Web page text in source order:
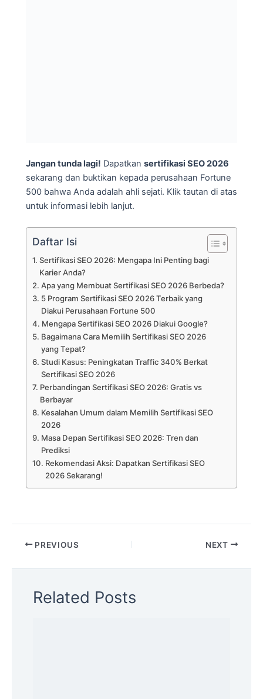
Jangan tunda lagi! Dapatkan sertifikasi SEO 2026
sekarang dan buktikan kepada perusahaan Fortune
500 bahwa Anda adalah ahli sejati. Klik tautan di atas
untuk informasi lebih lanjut.
Daftar Isi
Sertifikasi SEO 2026: Mengapa Ini Penting bagi
Karier Anda?
Apa yang Membuat Sertifikasi SEO 2026 Berbeda?
5 Program Sertifikasi SEO 2026 Terbaik yang
Diakui Perusahaan Fortune 500
Mengapa Sertifikasi SEO 2026 Diakui Google?
Bagaimana Cara Memilih Sertifikasi SEO 2026
yang Tepat?
Studi Kasus: Peningkatan Traffic 340% Berkat
Sertifikasi SEO 2026
Perbandingan Sertifikasi SEO 2026: Gratis vs
Berbayar
Kesalahan Umum dalam Memilih Sertifikasi SEO
2026
Masa Depan Sertifikasi SEO 2026: Tren dan
Prediksi
Rekomendasi Aksi: Dapatkan Sertifikasi SEO
2026 Sekarang!
PREVIOUS NEXT
Related Posts